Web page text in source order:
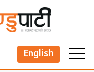
English